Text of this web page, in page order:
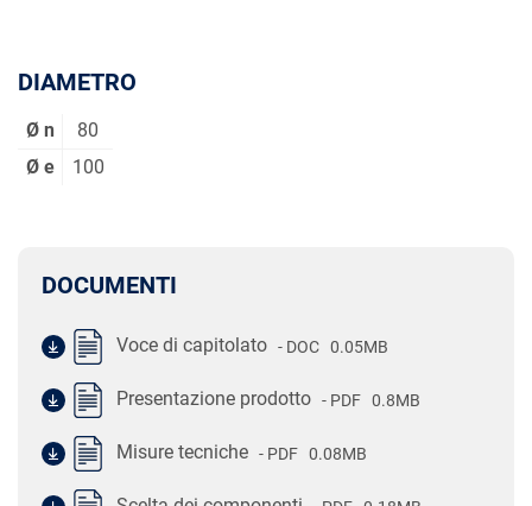
DIAMETRO
Ø n
80
Ø e
100
DOCUMENTI
Voce di capitolato - DOC 0.05MB
Presentazione prodotto - PDF 0.8MB
Misure tecniche - PDF 0.08MB